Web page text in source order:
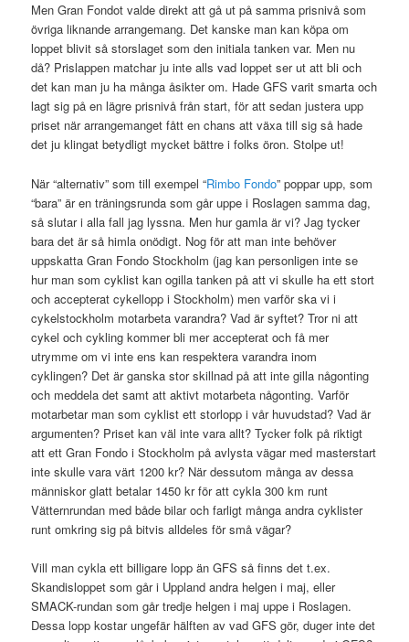
Men Gran Fondot valde direkt att gå ut på samma prisnivå som
övriga liknande arrangemang. Det kanske man kan köpa om
loppet blivit så storslaget som den initiala tanken var. Men nu
då? Prislappen matchar ju inte alls vad loppet ser ut att bli och
det kan man ju ha många åsikter om. Hade GFS varit smarta och
lagt sig på en lägre prisnivå från start, för att sedan justera upp
priset när arrangemanget fått en chans att växa till sig så hade
det ju klingat betydligt mycket bättre i folks öron. Stolpe ut!
När “alternativ” som till exempel “Rimbo Fondo” poppar upp, som
“bara” är en träningsrunda som går uppe i Roslagen samma dag,
så slutar i alla fall jag lyssna. Men hur gamla är vi? Jag tycker
bara det är så himla onödigt. Nog för att man inte behöver
uppskatta Gran Fondo Stockholm (jag kan personligen inte se
hur man som cyklist kan ogilla tanken på att vi skulle ha ett stort
och accepterat cykellopp i Stockholm) men varför ska vi i
cykelstockholm motarbeta varandra? Vad är syftet? Tror ni att
cykel och cykling kommer bli mer accepterat och få mer
utrymme om vi inte ens kan respektera varandra inom
cyklingen? Det är ganska stor skillnad på att inte gilla någonting
och meddela det samt att aktivt motarbeta någonting. Varför
motarbetar man som cyklist ett storlopp i vår huvudstad? Vad är
argumenten? Priset kan väl inte vara allt? Tycker folk på riktigt
att ett Gran Fondo i Stockholm på avlysta vägar med masterstart
inte skulle vara värt 1200 kr? När dessutom många av dessa
människor glatt betalar 1450 kr för att cykla 300 km runt
Vätternrundan med både bilar och farligt många andra cyklister
runt omkring sig på bitvis alldeles för små vägar?
Vill man cykla ett billigare lopp än GFS så finns det t.ex.
Skandisloppet som går i Uppland andra helgen i maj, eller
SMACK-rundan som går tredje helgen i maj uppe i Roslagen.
Dessa lopp kostar ungefär hälften av vad GFS gör, duger inte det